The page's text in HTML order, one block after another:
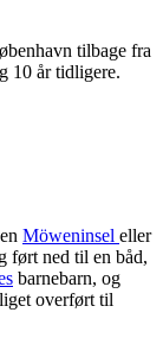
tilbage fra
10 år tidligere.
Möweninsel eller
ført ned til en båd,
barnebarn, og
overført til